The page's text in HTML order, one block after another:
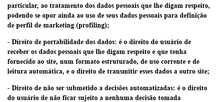
particular, ao tratamento dos dados pessoais que lhe digam respeito,
podendo se opor ainda ao uso de seus dados pessoais para definição
de perfil de marketing (profiling);
- Direito de portabilidade dos dados: é o direito do usuário de
receber os dados pessoais que lhe digam respeito e que tenha
fornecido ao site, num formato estruturado, de uso corrente e de
leitura automática, e o direito de transmitir esses dados a outro site;
- Direito de não ser submetido a decisões automatizadas: é o direito
do usuário de não ficar sujeito a nenhuma decisão tomada